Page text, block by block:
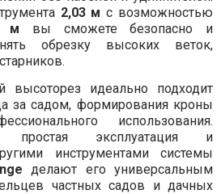
2,03 м с возможностью
м вы сможете безопасно и
обрезку высоких веток,
высоторез идеально подходит
за садом, формирования кроны
использования.
простая эксплуатация и
инструментами системы
делают его универсальным
частных садов и дачных